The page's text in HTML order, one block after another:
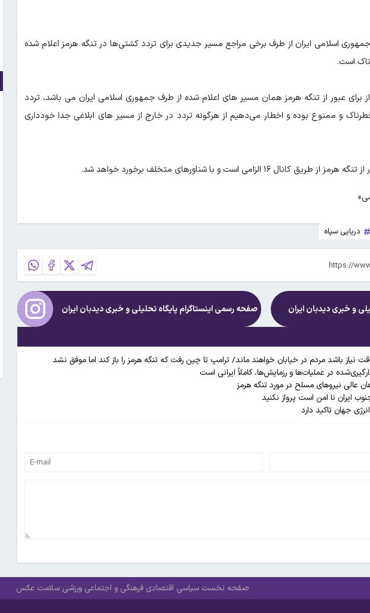
اسلامی ایران از طرف برخی مراجع مسیر جدیدی برای تردد کشتی‌ها در تنگه هرمز اعلام شده
است.
برای عبور از تنگه هرمز همان مسیر های اعلام شده از طرف جمهوری اسلامی ایران می باشد، تردد
و ممنوع بوده و اخطار می‌دهیم از هرگونه تردد در خارج از مسیر های ابلاغی جدا خودداری
است و با شناورهای متخلف برخورد خواهد شد.
دریایی سپاه
و خبریدیدبان ایران صفحه رسمی اینستاگرام پایگاه تحلیلی و خبریدیدبان ایران
نیاز باشد مردم در خیابان خواهند ماند/ ترامپ تا چین رفت که تنگه هرمز را باز کند اما موفق نشد
در عملیات‌ها و رزمایش‌ها، کاملاً ایرانی است
نیروهای مسلح در مورد تنگه هرمز
ایران نا امن است پرواز نکنید
جهان تاکید دارد
صفحه نخست سیاسی اقتصادی فرهنگی و اجتماعی ورزشی سلامت عکس